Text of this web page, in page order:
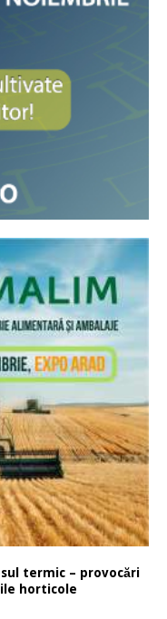
termic – provocări
horticole